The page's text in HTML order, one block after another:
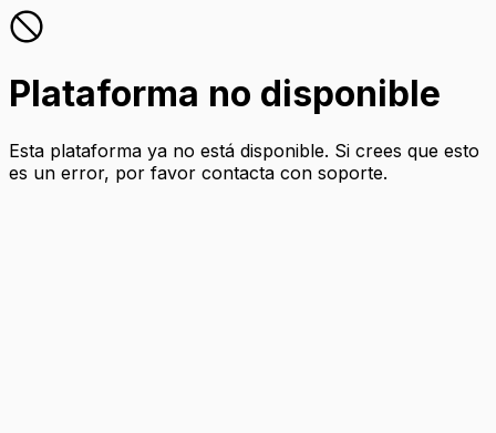
Plataforma no disponible
Esta plataforma ya no está disponible. Si crees que esto
es un error, por favor contacta con soporte.